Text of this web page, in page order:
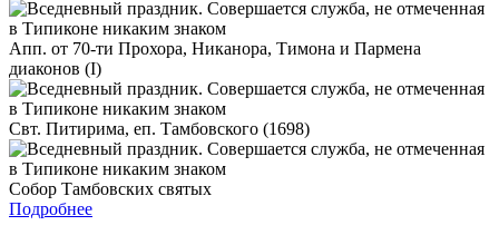
Апп. от 70-ти Прохора, Никанора, Тимона и Пармена
диаконов (I)
Свт. Питирима, еп. Тамбовского (1698)
Собор Тамбовских святых
Подробнее